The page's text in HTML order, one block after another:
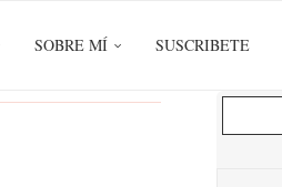
SOBRE MÍ SUSCRIBETE